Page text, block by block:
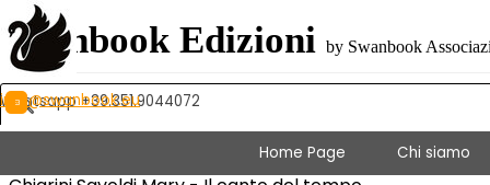
Vai ai contenuti
Swanbook Edizioni by Swanbook
info@swanbook.eu
Whatsapp +39.351.9044072
Home Page Chi siamo